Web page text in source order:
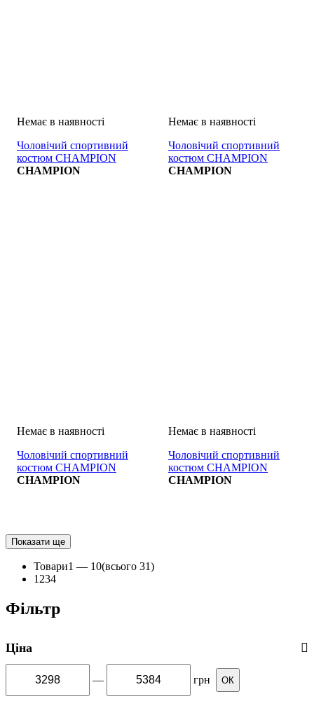
Чоловічий спортивний
костюм CHAMPION
TUTA
CHAMPION
Чоловічий спортивний
костюм CHAMPION
TUTA
CHAMPION
Чоловічий спортивний
костюм CHAMPION
TUTA
CHAMPION
Чоловічий спортивний
костюм CHAMPION
TUTA
CHAMPION
Показати ще
Товари1 — 10(всього 31)
1 234
Фільтр
Ціна
— грн ОК